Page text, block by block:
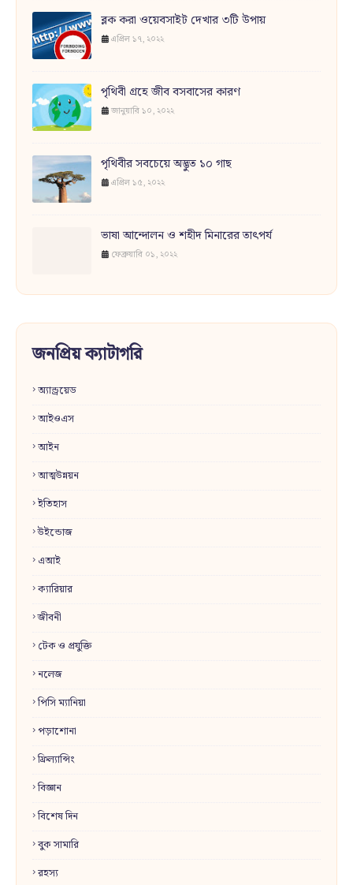
ব্লক করা ওয়েবসাইট দেখার ৩টি উপায়
এপ্রিল ১৭, ২০২২
পৃথিবী গ্রহে জীব বসবাসের কারণ
জানুয়ারি ১০, ২০২২
পৃথিবীর সবচেয়ে অদ্ভুত ১০ গাছ
এপ্রিল ১৫, ২০২২
ভাষা আন্দোলন ও শহীদ মিনারের তাৎপর্য
ফেব্রুয়ারি ০১, ২০২২
জনপ্রিয় ক্যাটাগরি
অ্যান্ড্রয়েড
আইওএস
আইন
আত্মউন্নয়ন
ইতিহাস
উইন্ডোজ
এআই
ক্যারিয়ার
জীবনী
টেক ও প্রযুক্তি
নলেজ
পিসি ম্যানিয়া
পড়াশোনা
ফ্রিল্যান্সিং
বিজ্ঞান
বিশেষ দিন
বুক সামারি
রহস্য